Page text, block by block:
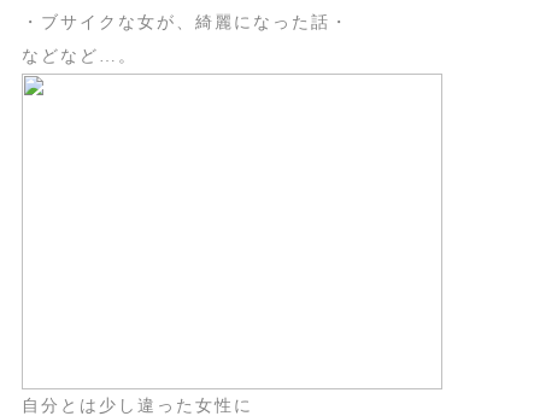
・ブサイクな女が、綺麗になった話・
などなど…。
自分とは少し違った女性に